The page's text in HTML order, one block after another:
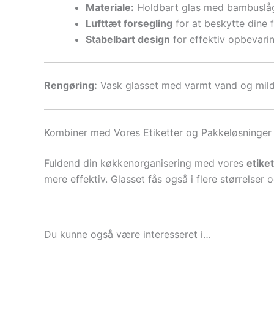
Materiale: Holdbart glas med
Lufttæt forsegling for at beskytte dine
Stabelbart design for effektiv
Rengøring: Vask glasset med varmt vand og
Kombiner med Vores Etiketter og Pakkeløsninger
Fuldend din køkkenorganisering med vores
mere effektiv. Glasset fås også i flere størrelser
Du kunne også være interesseret i…